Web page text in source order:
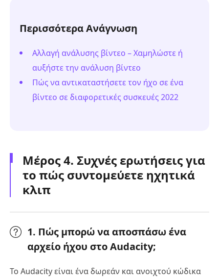
Περισσότερα Ανάγνωση
Αλλαγή ανάλυσης βίντεο – Χαμηλώστε ή
αυξήστε την ανάλυση βίντεο
Πώς να αντικαταστήσετε τον ήχο σε ένα
βίντεο σε διαφορετικές συσκευές 2022
Μέρος 4. Συχνές ερωτήσεις για
το πώς συντομεύετε ηχητικά
κλιπ
1. Πώς μπορώ να αποσπάσω ένα
αρχείο ήχου στο Audacity;
Το Audacity είναι ένα δωρεάν και ανοιχτού κώδικα